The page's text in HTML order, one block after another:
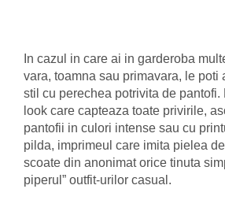
In cazul in care ai in garderoba
vara, toamna sau primavara, le poti
stil cu perechea potrivita de pantofi.
look care capteaza toate privirile,
pantofii in culori intense sau cu
pilda, imprimeul care imita pielea
scoate din anonimat orice tinuta
piperul” outfit-urilor casual.